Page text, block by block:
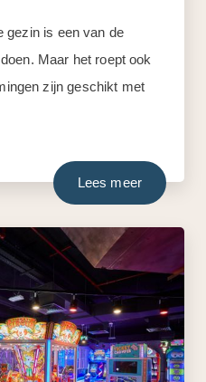
gezin is een van de
Maar het roept ook
zijn geschikt met
Lees meer